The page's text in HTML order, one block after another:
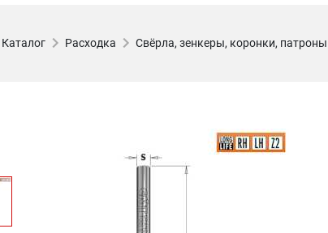
Каталог Расходка Свёрла, зенкеры, коронки, патроны